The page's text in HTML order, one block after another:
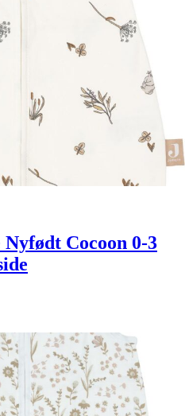
Nyfødt Cocoon 0-3